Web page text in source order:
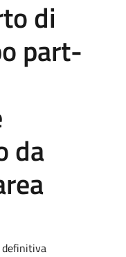
di
part-
da
definitiva